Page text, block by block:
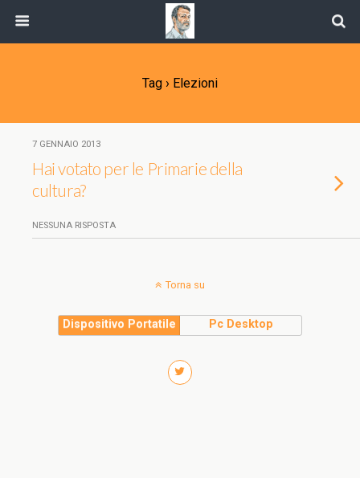
Tag › Elezioni
7 GENNAIO 2013
Hai votato per le Primarie della
cultura?
NESSUNA RISPOSTA
Torna su
Dispositivo Portatile Pc Desktop